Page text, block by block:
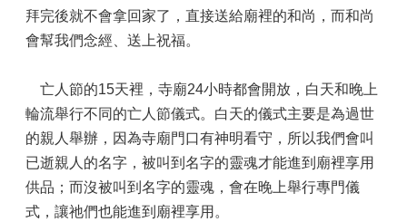
拜完後就不會拿回家了，直接送給廟裡的和尚，而和尚
會幫我們念經、送上祝福。
亡人節的15天裡，寺廟24小時都會開放，白天和晚上
輪流舉行不同的亡人節儀式。白天的儀式主要是為過世
的親人舉辦，因為寺廟門口有神明看守，所以我們會叫
已逝親人的名字，被叫到名字的靈魂才能進到廟裡享用
供品；而沒被叫到名字的靈魂，會在晚上舉行專門儀
式，讓祂們也能進到廟裡享用。